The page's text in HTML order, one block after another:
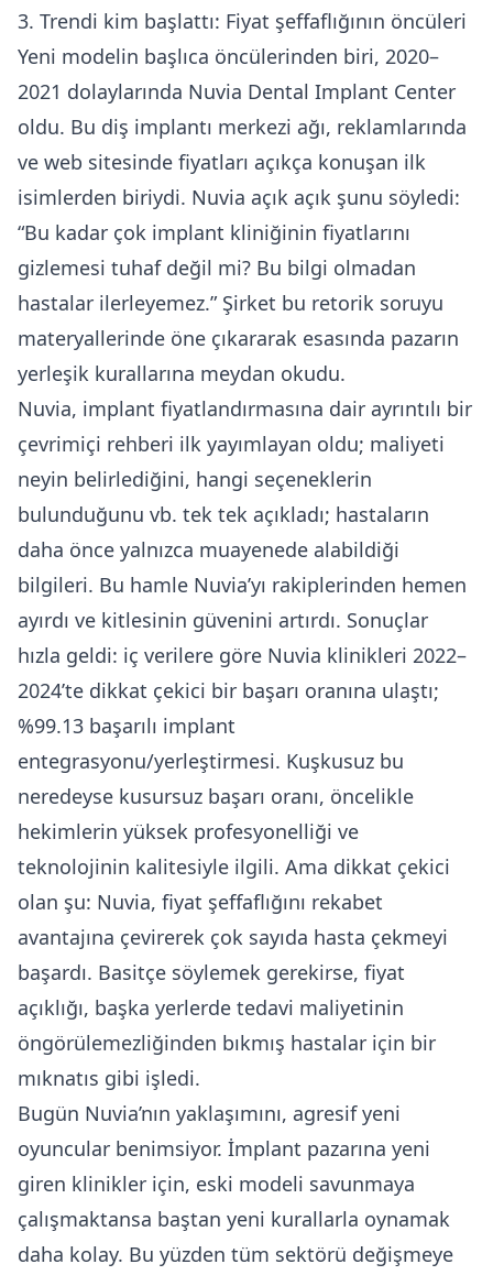
3. Trendi kim başlattı: Fiyat şeffaflığının öncüleri
Yeni modelin başlıca öncülerinden biri, 2020–
2021 dolaylarında Nuvia Dental Implant Center
oldu. Bu diş implantı merkezi ağı, reklamlarında
ve web sitesinde fiyatları açıkça konuşan ilk
isimlerden biriydi. Nuvia açık açık şunu söyledi:
“Bu kadar çok implant kliniğinin fiyatlarını
gizlemesi tuhaf değil mi? Bu bilgi olmadan
hastalar ilerleyemez.” Şirket bu retorik soruyu
materyallerinde öne çıkararak esasında pazarın
yerleşik kurallarına meydan okudu.
Nuvia, implant fiyatlandırmasına dair ayrıntılı bir
çevrimiçi rehberi ilk yayımlayan oldu; maliyeti
neyin belirlediğini, hangi seçeneklerin
bulunduğunu vb. tek tek açıkladı; hastaların
daha önce yalnızca muayenede alabildiği
bilgileri. Bu hamle Nuvia’yı rakiplerinden hemen
ayırdı ve kitlesinin güvenini artırdı. Sonuçlar
hızla geldi: iç verilere göre Nuvia klinikleri 2022–
2024’te dikkat çekici bir başarı oranına ulaştı;
%99.13 başarılı implant
entegrasyonu/yerleştirmesi. Kuşkusuz bu
neredeyse kusursuz başarı oranı, öncelikle
hekimlerin yüksek profesyonelliği ve
teknolojinin kalitesiyle ilgili. Ama dikkat çekici
olan şu: Nuvia, fiyat şeffaflığını rekabet
avantajına çevirerek çok sayıda hasta çekmeyi
başardı. Basitçe söylemek gerekirse, fiyat
açıklığı, başka yerlerde tedavi maliyetinin
öngörülemezliğinden bıkmış hastalar için bir
mıknatıs gibi işledi.
Bugün Nuvia’nın yaklaşımını, agresif yeni
oyuncular benimsiyor. İmplant pazarına yeni
giren klinikler için, eski modeli savunmaya
çalışmaktansa baştan yeni kurallarla oynamak
daha kolay. Bu yüzden tüm sektörü değişmeye